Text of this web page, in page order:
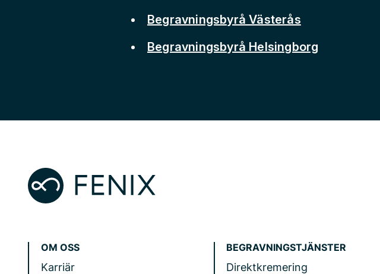
Begravningsbyrå Västerås
Begravningsbyrå Helsingborg
OM OSS
Karriär
BEGRAVNINGSTJÄNSTER
Direktkremering